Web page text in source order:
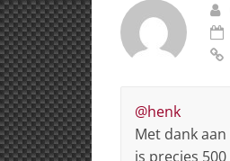
@henk
Met dank
is precies